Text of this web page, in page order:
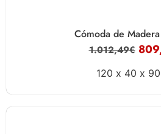
Cómoda de
1.012,49€
120 x 40 x